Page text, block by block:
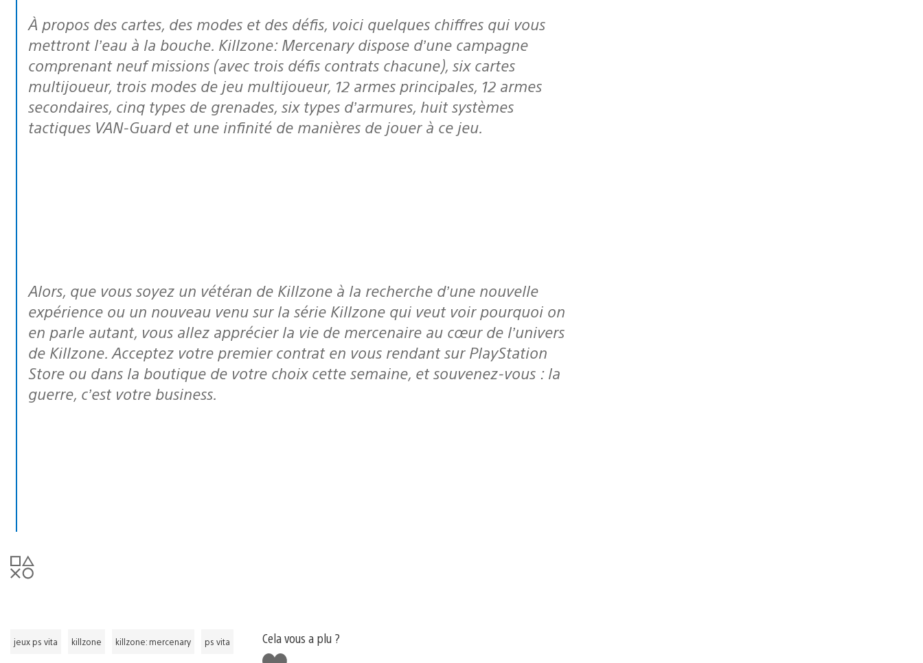
À propos des cartes, des modes et des défis, voici quelques chiffres qui vous
mettront l’eau à la bouche. Killzone: Mercenary dispose d’une campagne
comprenant neuf missions (avec trois défis contrats chacune), six cartes
multijoueur, trois modes de jeu multijoueur, 12 armes principales, 12 armes
secondaires, cinq types de grenades, six types d’armures, huit systèmes
tactiques VAN-Guard et une infinité de manières de jouer à ce jeu.
Alors, que vous soyez un vétéran de Killzone à la recherche d’une nouvelle
expérience ou un nouveau venu sur la série Killzone qui veut voir pourquoi on
en parle autant, vous allez apprécier la vie de mercenaire au cœur de l’univers
de Killzone. Acceptez votre premier contrat en vous rendant sur PlayStation
Store ou dans la boutique de votre choix cette semaine, et souvenez-vous : la
guerre, c’est votre business.
jeux ps vita killzone killzone: mercenary ps vita
Cela vous a plu ?
J'aime